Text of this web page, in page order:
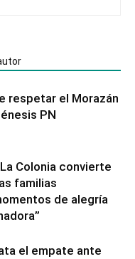
respetar el Morazán
PN
Colonia convierte
familias
de alegría
el empate ante